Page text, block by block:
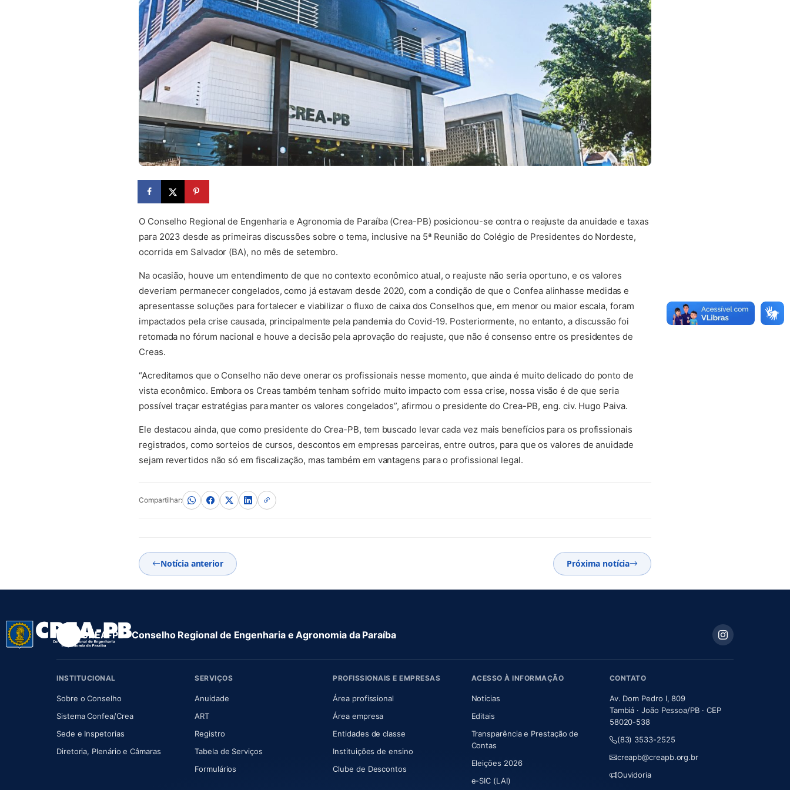
O Conselho Regional de Engenharia e Agronomia de Paraíba (Crea-PB) posicionou-se contra o reajuste da anuidade e taxas
para 2023 desde as primeiras discussões sobre o tema, inclusive na 5ª Reunião do Colégio de Presidentes do Nordeste,
ocorrida em Salvador (BA), no mês de setembro.
Na ocasião, houve um entendimento de que no contexto econômico atual, o reajuste não seria oportuno, e os valores
deveriam permanecer congelados, como já estavam desde 2020, com a condição de que o Confea alinhasse medidas e
apresentasse soluções para fortalecer e viabilizar o fluxo de caixa dos Conselhos que, em menor ou maior escala, foram
impactados pela crise causada, principalmente pela pandemia do Covid-19. Posteriormente, no entanto, a discussão foi
retomada no fórum nacional e houve a decisão pela aprovação do reajuste, que não é consenso entre os presidentes de
Creas.
“Acreditamos que o Conselho não deve onerar os profissionais nesse momento, que ainda é muito delicado do ponto de
vista econômico. Embora os Creas também tenham sofrido muito impacto com essa crise, nossa visão é de que seria
possível traçar estratégias para manter os valores congelados”, afirmou o presidente do Crea-PB, eng. civ. Hugo Paiva.
Ele destacou ainda, que como presidente do Crea-PB, tem buscado levar cada vez mais benefícios para os profissionais
registrados, como sorteios de cursos, descontos em empresas parceiras, entre outros, para que os valores de anuidade
sejam revertidos não só em fiscalização, mas também em vantagens para o profissional legal.
Compartilhar:
Notícia anterior Próxima notícia
CREA-PB · Conselho Regional de Engenharia e Agronomia da Paraíba
INSTITUCIONAL
Sobre o Conselho(abre em nova aba)
Sistema Confea/Crea(abre em nova aba)
Sede e Inspetorias
Diretoria, Plenário e Câmaras(abre em nova aba)
SERVIÇOS
Anuidade(abre em nova aba)
ART(abre em nova aba)
Registro
Tabela de Serviços
Formulários
PROFISSIONAIS E EMPRESAS
Área profissional
Área empresa
Entidades de classe
Instituições de ensino
Clube de Descontos
ACESSO À INFORMAÇÃO
Notícias
Editais
Transparência e Prestação de
Contas
Eleições 2026
e-SIC (LAI)
CONTATO
Av. Dom Pedro I, 809
Tambiá · João Pessoa/PB · CEP
58020-538
(83) 3533-2525
creapb@creapb.org.br
Ouvidoria